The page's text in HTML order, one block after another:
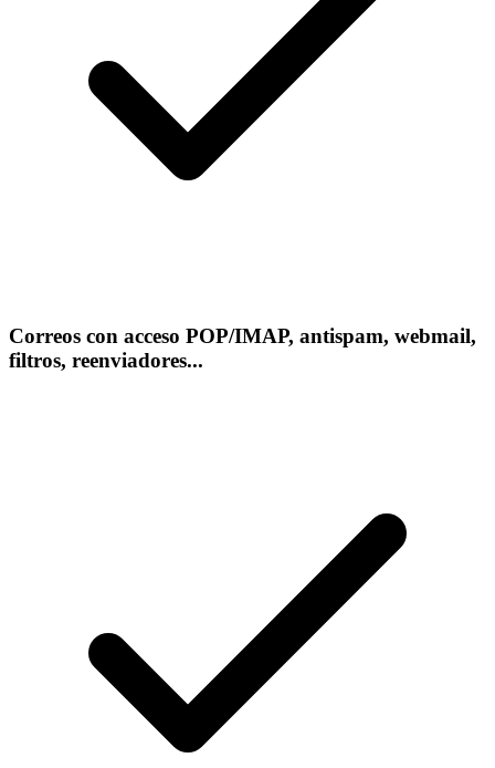
Correos con acceso POP/IMAP, antispam, webmail,
filtros, reenviadores...